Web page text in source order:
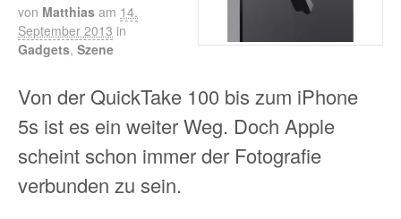
von Matthias am 14.
September 2013 in
Gadgets, Szene
Von der QuickTake 100 bis zum iPhone
5s ist es ein weiter Weg. Doch Apple
scheint schon immer der Fotografie
verbunden zu sein.